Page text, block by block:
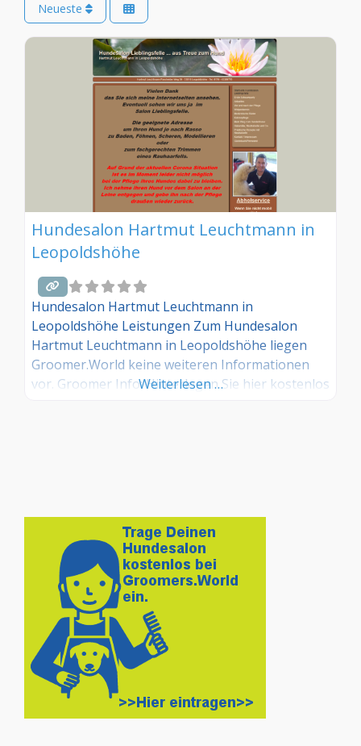
Neueste
Hundesalon Hartmut Leuchtmann in
Leopoldshöhe
Hundesalon Hartmut Leuchtmann in
Leopoldshöhe Leistungen Zum Hundesalon
Hartmut Leuchtmann in Leopoldshöhe liegen
Groomer.World keine weiteren Informationen
vor. Groomer Info: Hinterlegen Sie hier kostenlos
Weiterlesen …